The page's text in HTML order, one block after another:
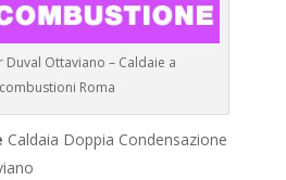
Duval Ottaviano – Caldaie a
Roma
Caldaia Doppia Condensazione